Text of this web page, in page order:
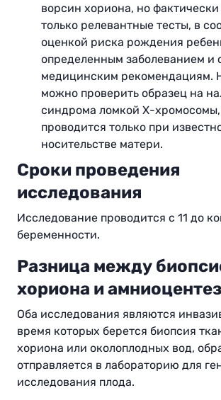
ворсин хориона, но фактически
только релевантные тесты, в
оценкой риска рождения
определенным заболеванием и
медицинским рекомендациям.
можно проверить образец на
синдрома ломкой Х-хромосомы,
проводится только при
носительстве матери.
Сроки проведения
исследования
Исследование проводится с 11 до
беременности.
Разница между
хориона и
Оба исследования являются
время которых берется биопсия
хориона или околоплодных вод,
отправляется в лабораторию для
исследования плода.